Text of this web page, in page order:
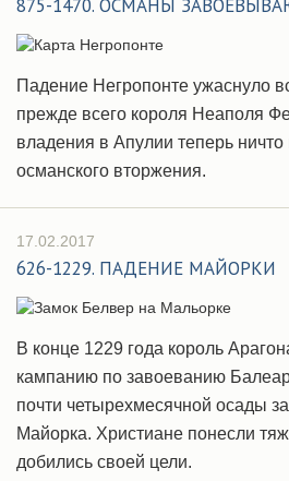
875-1470. ОСМАНЫ
Падение Негропонте ужаснуло
прежде всего короля Неаполя
владения в Апулии теперь
османского вторжения.
17.02.2017
626-1229. ПАДЕНИЕ МАЙОРКИ
В конце 1229 года король
кампанию по завоеванию
почти четырехмесячной осады
Майорка. Христиане понесли
добились своей цели.